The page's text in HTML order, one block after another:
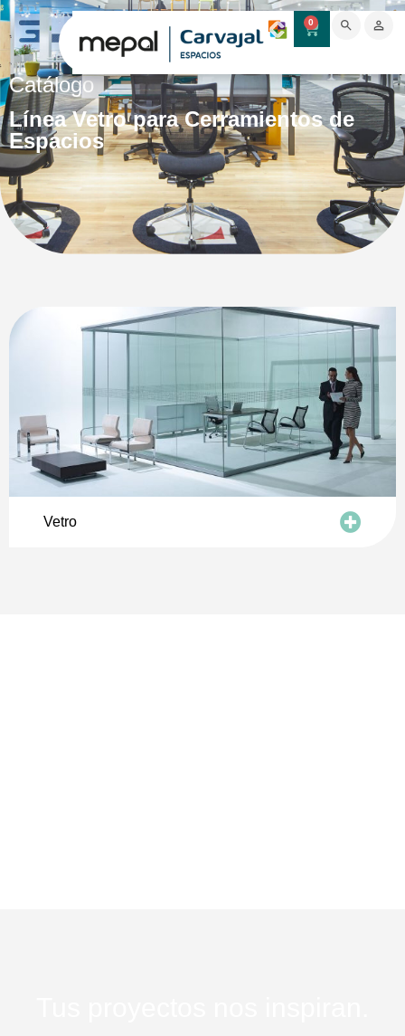
0
Catálogo
Línea Vetro para Cerramientos de
Espacios
Vetro
estilo limpio y